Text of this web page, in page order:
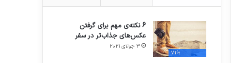
71%
6 نکته‌ی مهم برای گرفتن
عکس‌های جذاب‌تر در سفر
3 جولای 2021